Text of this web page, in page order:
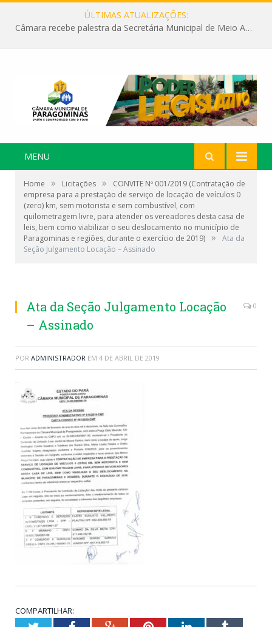
ÚLTIMAS ATUALIZAÇÕES:
Câmara recebe palestra da Secretária Municipal de Meio Ambiente sobre as ações da “SEMANA DO MEIO AMBIENTE”
MENU
Home » Licitações »
CONVITE Nº 001/2019 (Contratação de
empresa para a prestação de serviço de locação de veículos 0
(zero) km, sem motorista e sem combustível, com
quilometragem livre, para atender os vereadores desta casa de
leis, bem como viabilizar o seu deslocamento no município de
Paragominas e regiões, durante o exercício de 2019) »
Ata da
Seção Julgamento Locação – Assinado
Ata da Seção Julgamento Locação
– Assinado
0
POR ADMINISTRADOR EM 4 DE ABRIL DE 2019
COMPARTILHAR: